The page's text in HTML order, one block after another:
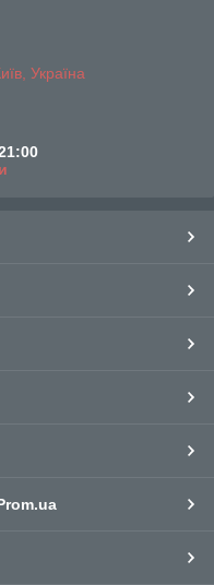
Україна